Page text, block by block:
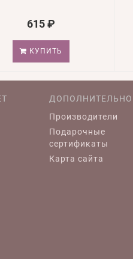
615 ₽
КУПИТЬ
ДОПОЛНИТЕЛЬНО
Производители
Подарочные
сертификаты
Карта сайта